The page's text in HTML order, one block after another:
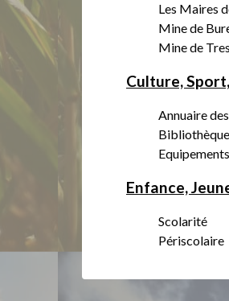
Les Maires
Mine de
Mine de
Culture,
Annuaire
Bibliothèque
Enfance,
Scolarité
Périscolaire